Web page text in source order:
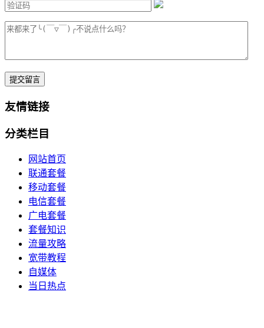
提交留言
友情链接
分类栏目
网站首页
联通套餐
移动套餐
电信套餐
广电套餐
套餐知识
流量攻略
宽带教程
自媒体
当日热点